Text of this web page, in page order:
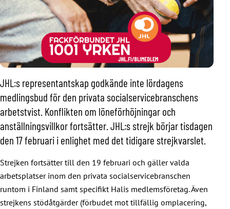
JHL:s representantskap godkände inte lördagens
medlingsbud för den privata socialservicebranschens
arbetstvist. Konflikten om löneförhöjningar och
anställningsvillkor fortsätter. JHL:s strejk börjar tisdagen
den 17 februari i enlighet med det tidigare strejkvarslet.
Strejken fortsätter till den 19 februari och gäller valda
arbetsplatser inom den privata socialservicebranschen
runtom i Finland samt specifikt Halis medlemsföretag. Även
strejkens stödåtgärder (förbudet mot tillfällig omplacering,